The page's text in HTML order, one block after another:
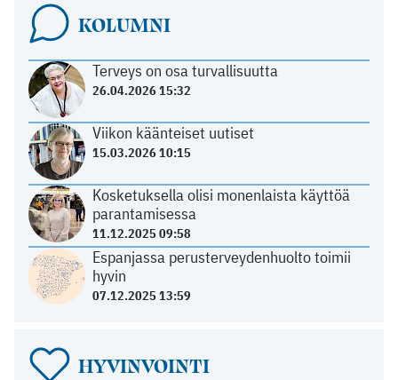
KOLUMNI
Terveys on osa turvallisuutta
26.04.2026 15:32
Viikon käänteiset uutiset
15.03.2026 10:15
Kosketuksella olisi monenlaista käyttöä
parantamisessa
11.12.2025 09:58
Espanjassa perusterveydenhuolto toimii
hyvin
07.12.2025 13:59
HYVINVOINTI